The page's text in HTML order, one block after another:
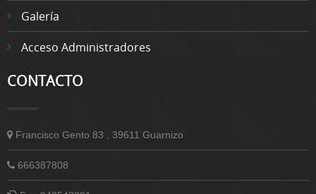
Galería
Acceso Administradores
CONTACTO
Francisco Gento 83 , 39611 Guarnizo
666387808